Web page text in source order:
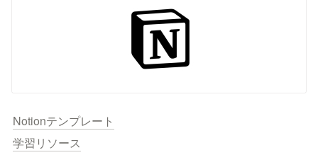
Notionテンプレート
学習リソース